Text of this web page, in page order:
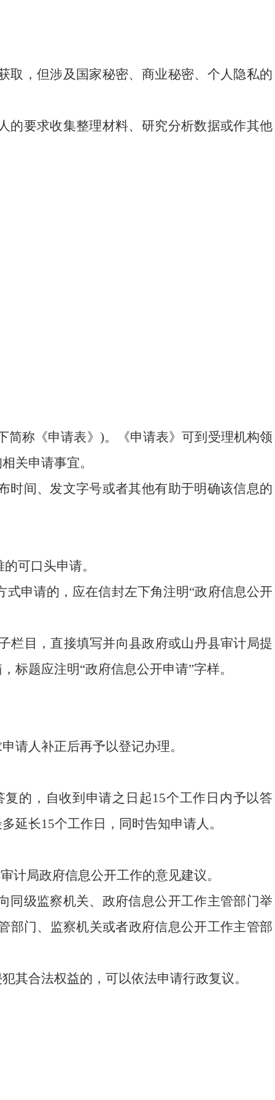
取，但涉及国家秘密、商业秘密、个人隐私的
的要求收集整理材料、研究分析数据或作其他
简称《申请表》)。《申请表》可到受理机构领
关申请事宜。
时间、发文字号或者其他有助于明确该信息的
可口头申请。
申请的，应在信封左下角注明“政府信息公开
栏目，直接填写并向县政府或山丹县审计局提
标题应注明“政府信息公开申请”字样。
请人补正后再予以登记办理。
的，自收到申请之日起15个工作日内予以答
延长15个工作日，同时告知申请人。
计局政府信息公开工作的意见建议。
同级监察机关、政府信息公开工作主管部门举
部门、监察机关或者政府信息公开工作主管部
其合法权益的，可以依法申请行政复议。